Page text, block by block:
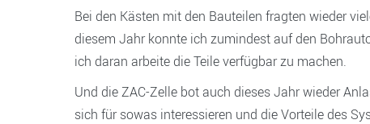
Bei den Kästen mit den Bauteilen fragten wieder
diesem Jahr konnte ich zumindest auf den
ich daran arbeite die Teile verfügbar zu machen.
Und die ZAC-Zelle bot auch dieses Jahr wieder
sich für sowas interessieren und die Vorteile des